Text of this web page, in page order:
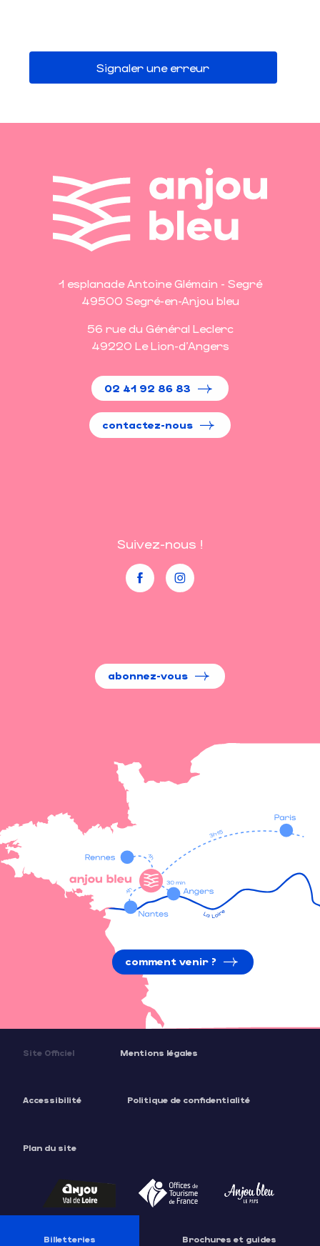
Tarifs
Contacter par email
Signaler une erreur
1 esplanade Antoine Glémain - Segré
49500 Segré-en-Anjou bleu
56 rue du Général Leclerc
49220 Le Lion-d'Angers
02 41 92 86 83
contactez-nous
Suivez-nous !
abonnez-vous
comment venir ?
Site Officiel Mentions légales
Accessibilité Politique de confidentialité
Plan du site
Billetteries Brochures et guides